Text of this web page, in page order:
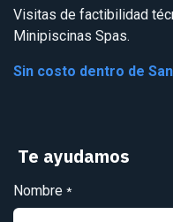
Visitas de factibilidad
Minipiscinas Spas.
Sin costo dentro de
Te ayudamos
Nombre *